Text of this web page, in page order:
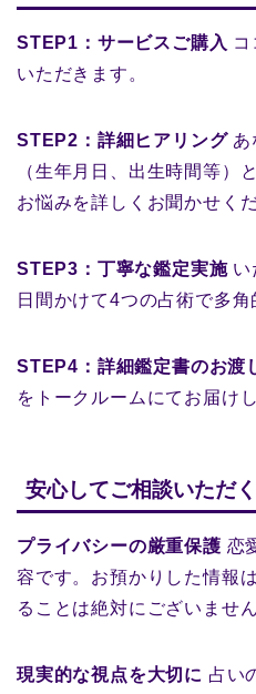
STEP1：サービスご購入
いただきます。
STEP2：詳細ヒアリングあ
（生年月日、出生時間等）
お悩みを詳しくお聞かせくだ
STEP3：丁寧な鑑定実施い
日間かけて4つの占術で多角
STEP4：詳細鑑定書のお渡
をトークルームにてお届けし
安心してご相談いただ
プライバシーの厳重保護 恋
容です。お預かりした情報
ることは絶対にございません
現実的な視点を大切に 占い